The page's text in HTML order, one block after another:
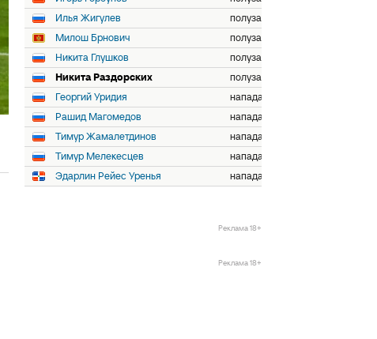
Илья Жигулев
полузащитник
Милош Брнович
полузащитник
Никита Глушков
полузащитник
Никита Раздорских
полузащитник
Георгий Уридия
нападающий
Рашид Магомедов
нападающий
Тимур Жамалетдинов
нападающий
Тимур Мелекесцев
нападающий
Эдарлин Рейес Уренья
нападающий
Реклама 18+
Реклама 18+